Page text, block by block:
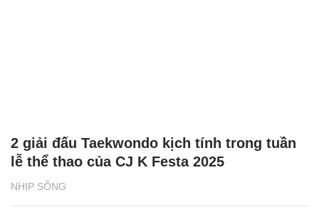
NHỊP SỐNG
2 giải đấu Taekwondo kịch tính trong tuần
lễ thể thao của CJ K Festa 2025